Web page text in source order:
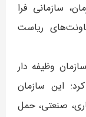
سازمانی فرا
ریاست
وظیفه دار
این سازمان
صنعتی، حمل